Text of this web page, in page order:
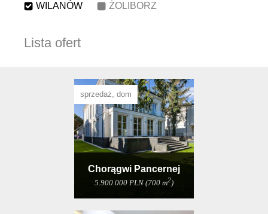
WILANÓW ŻOLIBORZ
Lista ofert
sprzedaż, dom
Chorągwi Pancernej
5.900.000 PLN (700 m2)